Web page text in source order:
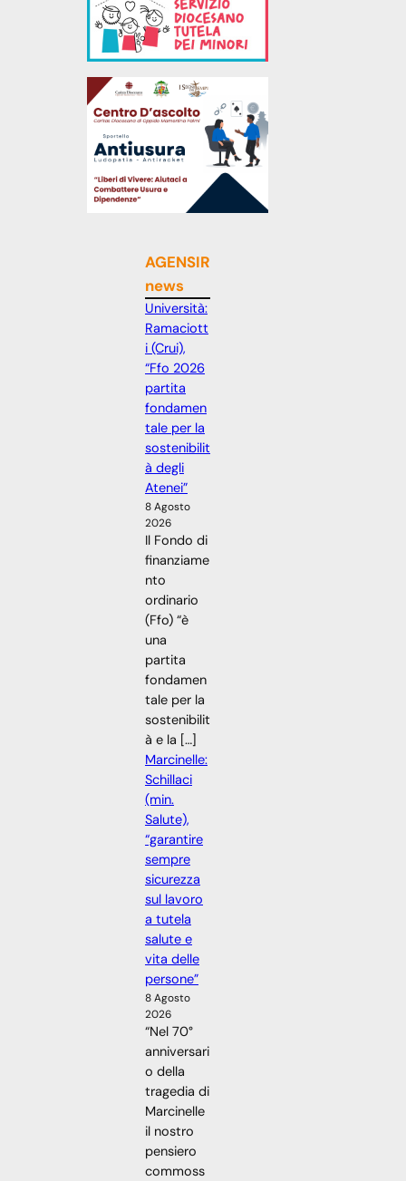
AGENSIR
news
Università:
Ramaciott
i (Crui),
“Ffo 2026
partita
fondamen
tale per la
sostenibilit
à degli
Atenei”
8 Agosto
2026
Il Fondo di
finanziame
nto
ordinario
(Ffo) “è
una
partita
fondamen
tale per la
sostenibilit
à e la […]
Marcinelle:
Schillaci
(min.
Salute),
“garantire
sempre
sicurezza
sul lavoro
a tutela
salute e
vita delle
persone”
8 Agosto
2026
“Nel 70°
anniversari
o della
tragedia di
Marcinelle
il nostro
pensiero
commoss